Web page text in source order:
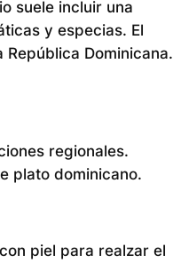
suele incluir una
y especias. El
Dominicana.
regionales.
plato dominicano.
piel para realzar el